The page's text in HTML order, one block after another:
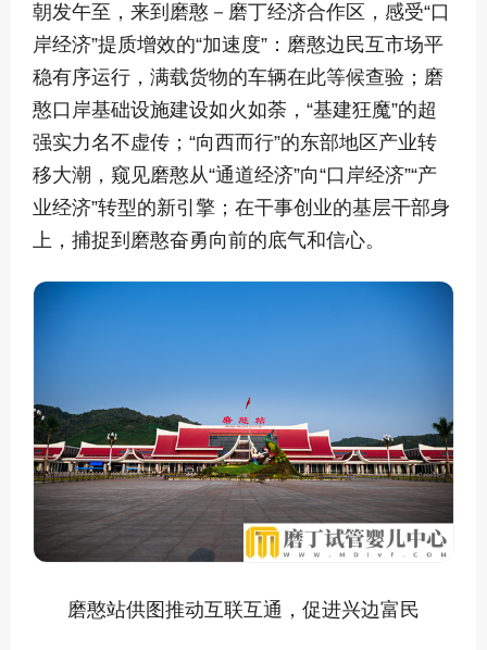
朝发午至，来到磨憨－磨丁经济合作区，感受“口
岸经济”提质增效的“加速度”：磨憨边民互市场平
稳有序运行，满载货物的车辆在此等候查验；磨
憨口岸基础设施建设如火如荼，“基建狂魔”的超
强实力名不虚传；“向西而行”的东部地区产业转
移大潮，窥见磨憨从“通道经济”向“口岸经济”“产
业经济”转型的新引擎；在干事创业的基层干部身
上，捕捉到磨憨奋勇向前的底气和信心。
磨憨站供图推动互联互通，促进兴边富民